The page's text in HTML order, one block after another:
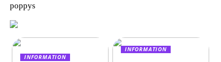
poppys
INFORMATION
INFORMATION